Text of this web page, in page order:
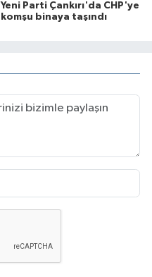
Yeni Parti Çankırı'da CHP'ye
komşu binaya taşındı